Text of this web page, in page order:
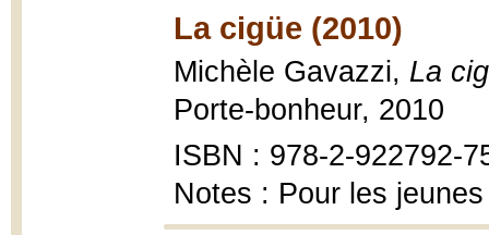
La cigüe (2010)
Michèle Gavazzi, La
Porte-bonheur, 2010
ISBN : 978-2-922792-
Notes : Pour les jeunes